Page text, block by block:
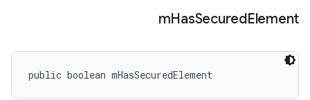
mHasSecuredElement
public boolean mHasSecuredElement